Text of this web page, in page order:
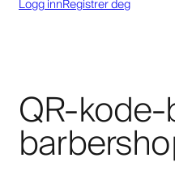
Logg innRegistrer deg
QR-